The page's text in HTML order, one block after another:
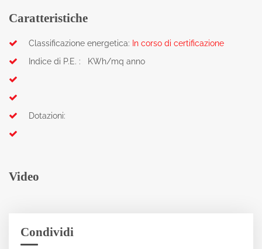
Caratteristiche
Classificazione energetica: In corso di certificazione
Indice di P.E. : KWh/mq anno
Dotazioni:
Video
Condividi